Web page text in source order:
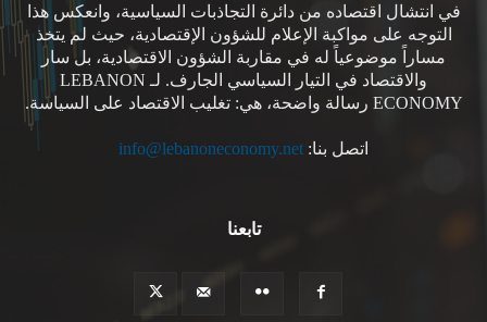
في انتشال اقتصاده من دائرة التجاذبات السياسية، وانعكس هذا
التوجه على مواكبة الإعلام للشؤون الإقتصادية، حيث لم يتخذ
مساراً موضوعياً له في مقاربة الشؤون الاقتصادية، بل سار
والاقتصاد في التيار السياسي الجارف. لـ LEBANON
ECONOMY رسالة واضحة، هي: تغليب الاقتصاد على السياسة.
اتصل بنا: info@lebanoneconomy.net
تابعنا